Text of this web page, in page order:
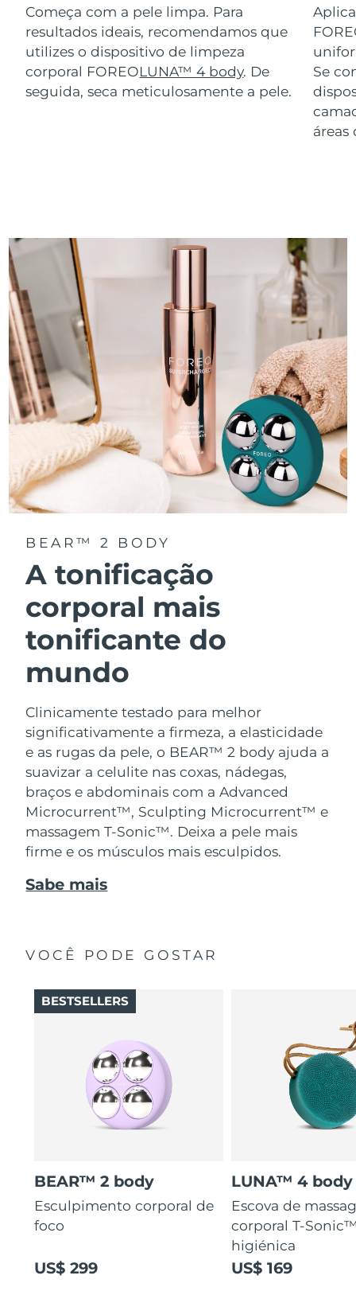
Começa com a pele limpa. Para
resultados ideais, recomendamos que
utilizes o dispositivo de limpeza
corporal FOREOLUNA™ 4 body. De
seguida, seca meticulosamente a pele.
Se
áreas
BEAR™ 2 BODY
A tonificação
corporal mais
tonificante do
mundo
Clinicamente testado para melhor
significativamente a firmeza, a elasticidade
e as rugas da pele, o BEAR™ 2 body ajuda a
suavizar a celulite nas coxas, nádegas,
braços e abdominais com a Advanced
Microcurrent™, Sculpting Microcurrent™ e
massagem T-Sonic™. Deixa a pele mais
firme e os músculos mais esculpidos.
Sabe mais
VOCÊ PODE GOSTAR
BEAR™ 2 body
Esculpimento corporal de
foco
US$ 299
BESTSELLERS
LUNA™ 4 body
Escova de
corporal T-
higiénica
US$ 169